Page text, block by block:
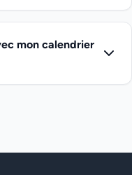
mon calendrier